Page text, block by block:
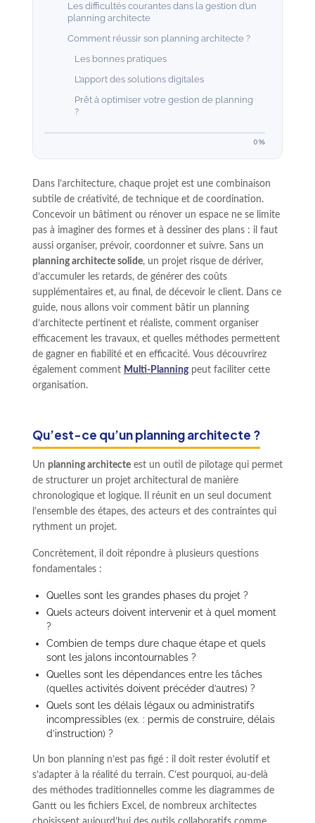
Les difficultés courantes dans la gestion d’un
planning architecte
Comment réussir son planning architecte ?
Les bonnes pratiques
L’apport des solutions digitales
Prêt à optimiser votre gestion de planning
?
0%
Dans l’architecture, chaque projet est une combinaison
subtile de créativité, de technique et de coordination.
Concevoir un bâtiment ou rénover un espace ne se limite
pas à imaginer des formes et à dessiner des plans : il faut
aussi organiser, prévoir, coordonner et suivre. Sans un
planning architecte solide, un projet risque de dériver,
d’accumuler les retards, de générer des coûts
supplémentaires et, au final, de décevoir le client. Dans ce
guide, nous allons voir comment bâtir un planning
d’architecte pertinent et réaliste, comment organiser
efficacement les travaux, et quelles méthodes permettent
de gagner en fiabilité et en efficacité. Vous découvrirez
également comment Multi-Planningpeut faciliter cette
organisation.
Qu’est-ce qu’un planning architecte ?
Un planning architecte est un outil de pilotage qui permet
de structurer un projet architectural de manière
chronologique et logique. Il réunit en un seul document
l’ensemble des étapes, des acteurs et des contraintes qui
rythment un projet.
Concrètement, il doit répondre à plusieurs questions
fondamentales :
Quelles sont les grandes phases du projet ?
Quels acteurs doivent intervenir et à quel moment
?
Combien de temps dure chaque étape et quels
sont les jalons incontournables ?
Quelles sont les dépendances entre les tâches
(quelles activités doivent précéder d’autres) ?
Quels sont les délais légaux ou administratifs
incompressibles (ex. : permis de construire, délais
d’instruction) ?
Un bon planning n’est pas figé : il doit rester évolutif et
s’adapter à la réalité du terrain. C’est pourquoi, au-delà
des méthodes traditionnelles comme les diagrammes de
Gantt ou les fichiers Excel, de nombreux architectes